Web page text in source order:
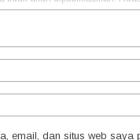
email, dan situs web saya